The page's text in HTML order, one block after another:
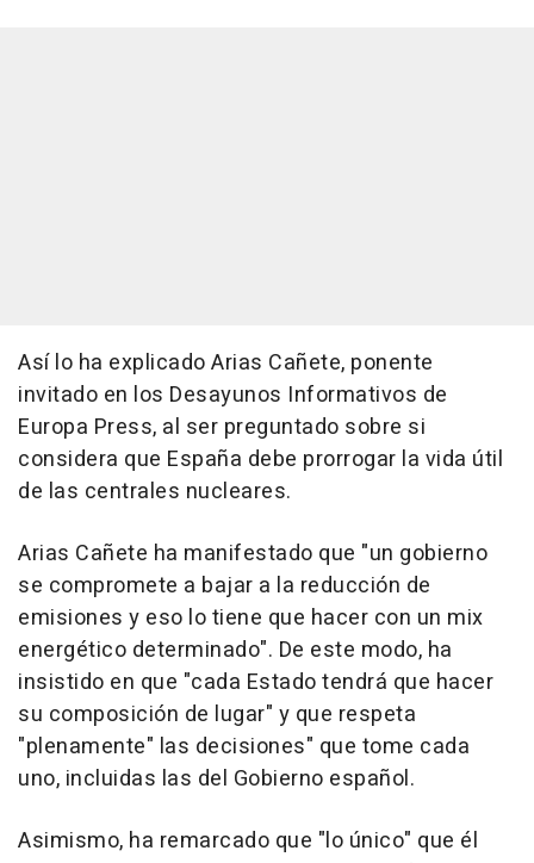
Así lo ha explicado Arias Cañete, ponente
invitado en los Desayunos Informativos de
Europa Press, al ser preguntado sobre si
considera que España debe prorrogar la vida útil
de las centrales nucleares.
Arias Cañete ha manifestado que "un gobierno
se compromete a bajar a la reducción de
emisiones y eso lo tiene que hacer con un mix
energético determinado". De este modo, ha
insistido en que "cada Estado tendrá que hacer
su composición de lugar" y que respeta
"plenamente" las decisiones" que tome cada
uno, incluidas las del Gobierno español.
Asimismo, ha remarcado que "lo único" que él